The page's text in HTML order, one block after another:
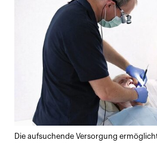
Die aufsuchende Versorgung